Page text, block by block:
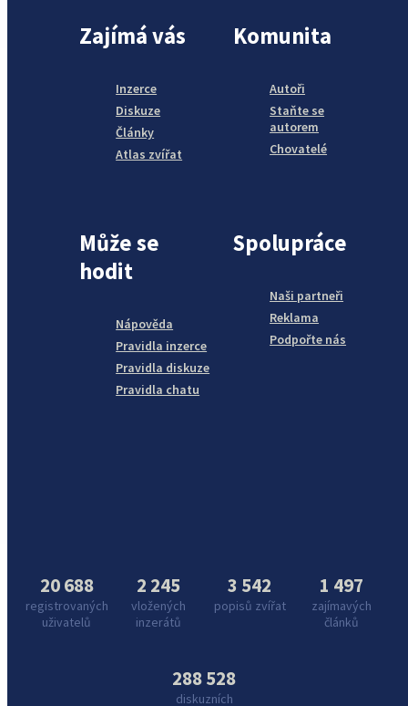
Zajímá vás
Inzerce
Diskuze
Články
Atlas zvířat
Komunita
Autoři
Staňte se
autorem
Chovatelé
Může se
hodit
Nápověda
Pravidla inzerce
Pravidla diskuze
Pravidla chatu
Spolupráce
Naši partneři
Reklama
Podpořte nás
20 688
registrovaných
uživatelů
2 245
vložených
inzerátů
3 542
popisů zvířat
1 497
zajímavých
článků
288 528
diskuzních